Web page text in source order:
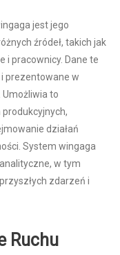
jest jego
źródeł, takich jak
i pracownicy. Dane te
prezentowane w
to
działań
System wingaga
w tym
zdarzeń i
Ruchu